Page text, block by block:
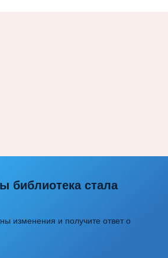
библиотека стала
изменения и получите ответ о